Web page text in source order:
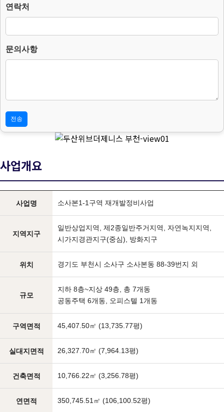
를 지체 없이 파기합니다.
단, 다음의 정보에 대해서는 아래의 이유로 명시한 기간 동안 보존합니
– 보존 항목 : 이름, 연락처, 문의사항.
– 보존 근거 : 소비자의 불만 또는 분쟁처리에 관한 기록.(전자상거래
등에서의 소비자보호에 관한 법률.)
연락처
문의사항
사업개요
사업명 소사본1-1구역 재개발정비사업
지역지구
일반상업지역, 제2종일반주거지역, 자연녹지지역,
시가지경관지구(중심), 방화지구
위치 경기도 부천시 소사구 소사본동 88-39번지 외
규모
지하 8층~지상 49층, 총 7개동
공동주택 6개동, 오피스텔 1개동
구역면적 45,407.50㎡ (13,735.77평)
실대지면적 26,327.70㎡ (7,964.13평)
건축면적 10,766.22㎡ (3,256.78평)
연면적 350,745.51㎡ (106,100.52평)